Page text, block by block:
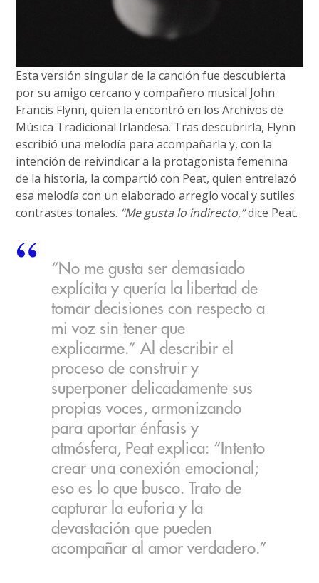
Esta versión singular de la canción fue descubierta
por su amigo cercano y compañero musical John
Francis Flynn, quien la encontró en los Archivos de
Música Tradicional Irlandesa. Tras descubrirla, Flynn
escribió una melodía para acompañarla y, con la
intención de reivindicar a la protagonista femenina
de la historia, la compartió con Peat, quien entrelazó
esa melodía con un elaborado arreglo vocal y sutiles
contrastes tonales. “Me gusta lo indirecto,”dice Peat.
“No me gusta ser demasiado
explícita y quería la libertad de
tomar decisiones con respecto a
mi voz sin tener que
explicarme.” Al describir el
proceso de construir y
superponer delicadamente sus
propias voces, armonizando
para aportar énfasis y
atmósfera, Peat explica: “Intento
crear una conexión emocional;
eso es lo que busco. Trato de
capturar la euforia y la
devastación que pueden
acompañar al amor verdadero.”